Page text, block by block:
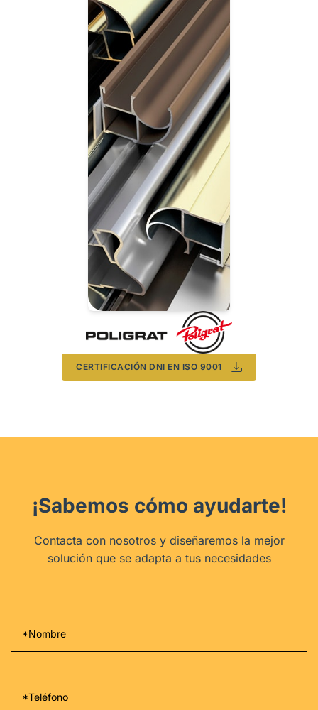
CERTIFICACIÓN DNI EN ISO 9001
¡Sabemos cómo ayudarte!
Contacta con nosotros y diseñaremos la mejor
solución que se adapta a tus necesidades